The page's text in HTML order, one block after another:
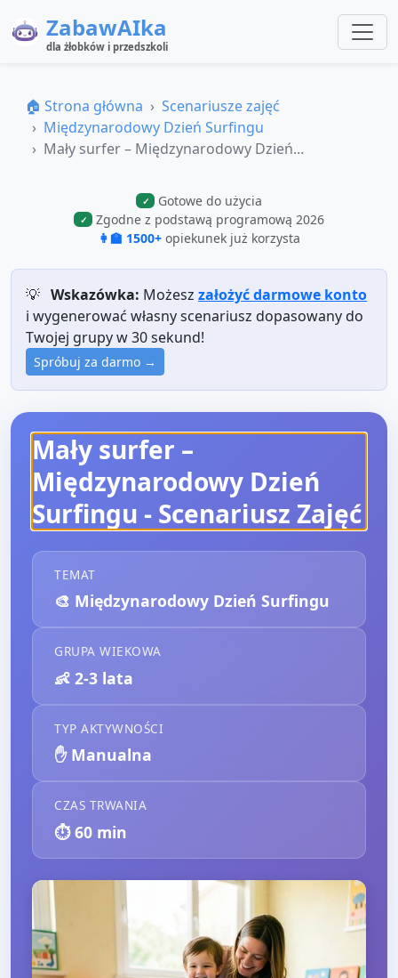
ZabawAIka
dla żłobków i przedszkoli
🏠 Strona główna
Scenariusze zajęć
Międzynarodowy Dzień Surfingu
Mały surfer – Międzynarodowy Dzień...
✓ Gotowe do użycia
✓
Zgodne z podstawą programową 2026
👩‍🏫 1500+ opiekunek już korzysta
💡 Wskazówka: Możesz założyć darmowe konto
i wygenerować własny scenariusz dopasowany do
Twojej grupy w 30 sekund!
Spróbuj za darmo →
Mały surfer –
Międzynarodowy Dzień
Surfingu - Scenariusz Zajęć
TEMAT
🎨 Międzynarodowy Dzień Surfingu
GRUPA WIEKOWA
👶 2-3 lata
TYP AKTYWNOŚCI
✋ Manualna
CZAS TRWANIA
⏱️60 min